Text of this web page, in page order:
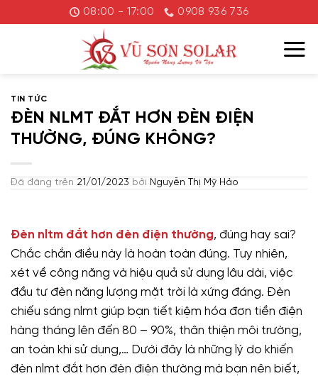
đến
08:00 - 17:00 0908 936 736
TIN TỨC
ĐÈN NLMT ĐẮT HƠN ĐÈN ĐIỆN
THƯỜNG, ĐÚNG KHÔNG?
Đã đăng trên 21/01/2023 bởi Nguyễn Thị Mỹ Hảo
Đèn nltm đắt hơn đèn điện thường, đúng hay sai?
Chắc chắn điều này là hoàn toàn đúng. Tuy nhiên,
xét về công năng và hiệu quả sử dụng lâu dài, việc
đầu tư đèn năng lượng mặt trời là xứng đáng. Đèn
chiếu sáng nlmt giúp bạn tiết kiệm hóa đơn tiền điện
hàng tháng lên đến 80 – 90%, thân thiện môi trường,
an toàn khi sử dụng,… Dưới đây là những lý do khiến
đèn nlmt đắt hơn đèn điện thường mà bạn nên biết,